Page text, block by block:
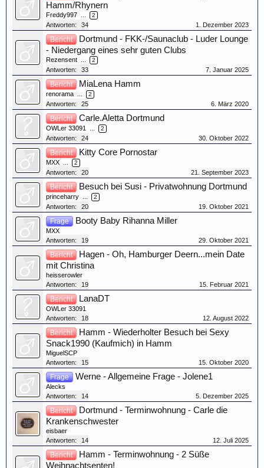
Hamm/Rhynern
Freddy997 ... 2
Antworten: 34 1. Dezember 2023
Bericht
Dortmund - FKK-/Saunaclub - Luder Lounge
- Niedergang eines sehr guten Clubs
Rezensent ... 2
Antworten: 33 7. Januar 2025
Bericht MiaLena Hamm
renorama ... 2
Antworten: 25 6. März 2020
Bericht Carle.Aletta Dortmund
OWLer 33091 ... 2
Antworten: 24 30. Oktober 2022
Bericht Kitty Core Pornostar
MXX ... 2
Antworten: 20 21. September 2023
Bericht Besuch bei Susi - Privatwohnung Dortmund
princeharry ... 2
Antworten: 20 19. Oktober 2021
Frage Booty Baby Rihanna Miller
MXX
Antworten:
19 29. Oktober 2021
Bericht
Hagen - Oh, Hamburger Deern...mein Date
mit Christina
heisserowler
Antworten:
19 15. Februar 2021
Bericht LanaDT
OWLer 33091
Antworten:
18 12. August 2022
Bericht
Hamm - Wiederholter Besuch bei Sexy
Snack1990 (Kaufmich) in Hamm
MiguelSCP
Antworten:
15 15. Oktober 2020
Frage Werne - Allgemeine Frage - Jolene1
Alecks
Antworten:
14 5. Dezember 2025
Bericht
Dortmund - Terminwohnung - Carle die
Krankenschwester
eisbaer
Antworten:
14 12. Juli 2025
Bericht
Hamm - Terminwohnung - 2 Süße
Weihnachtsenten!